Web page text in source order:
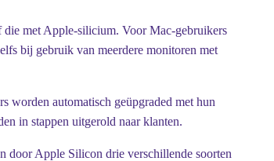
die met Apple-silicium. Voor Mac-gebruikers
bij gebruik van meerdere monitoren met
worden automatisch geüpgraded met hun
in stappen uitgerold naar klanten.
door Apple Silicon drie verschillende soorten